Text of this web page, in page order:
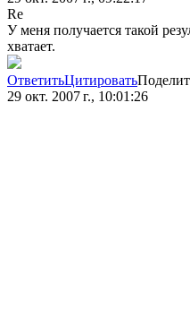
Re
У меня получается такой
хватает.
ОтветитьЦитировать
29 окт. 2007 г., 10:01:26